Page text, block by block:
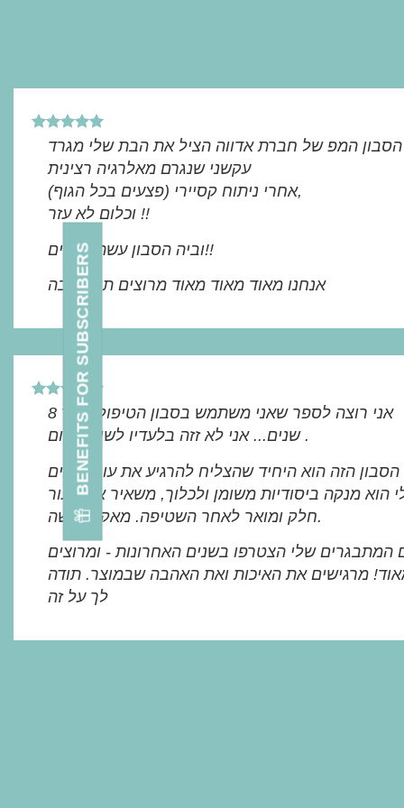
הסבון המפ של חברת אדווה הציל את הבת שלי מגרד
עקשני שנגרם מאלרגיה רצינית
(פצעים בכל הגוף) אחרי ניתוח קסיירי,
וכלום לא עזר !!
וביה הסבון עשה פלאים!!
אנחנו מאוד מאוד מאוד מרוצים תודה רבה
אני רוצה לספר שאני משתמש בסבון הטיפולי כבר 8
שנים... אני לא זזה בלעדיו לשום מקום .
הסבון הזה הוא היחיד שהצליח להרגיע את עור הפנים
הוא מנקה ביסודיות משומן ולכלוך, משאיר את העור
חלק ומואר לאחר השטיפה. מאקנה קשה.
המתבגרים שלי הצטרפו בשנים האחרונות - ומרוצים
מרגישים את האיכות ואת האהבה שבמוצר. תודה
לך על זה
BENEFITS FOR SUBSCRIBERS